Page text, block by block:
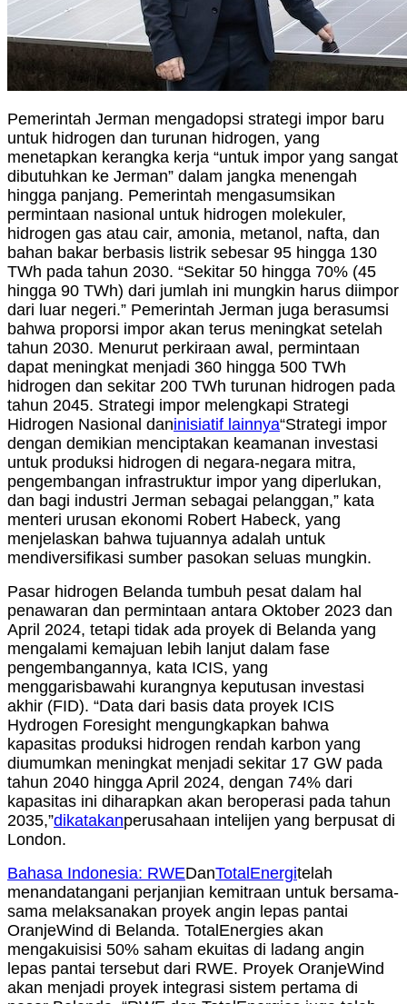
Pemerintah Jerman mengadopsi strategi impor baru
untuk hidrogen dan turunan hidrogen, yang
menetapkan kerangka kerja “untuk impor yang sangat
dibutuhkan ke Jerman” dalam jangka menengah
hingga panjang. Pemerintah mengasumsikan
permintaan nasional untuk hidrogen molekuler,
hidrogen gas atau cair, amonia, metanol, nafta, dan
bahan bakar berbasis listrik sebesar 95 hingga 130
TWh pada tahun 2030. “Sekitar 50 hingga 70% (45
hingga 90 TWh) dari jumlah ini mungkin harus diimpor
dari luar negeri.” Pemerintah Jerman juga berasumsi
bahwa proporsi impor akan terus meningkat setelah
tahun 2030. Menurut perkiraan awal, permintaan
dapat meningkat menjadi 360 hingga 500 TWh
hidrogen dan sekitar 200 TWh turunan hidrogen pada
tahun 2045. Strategi impor melengkapi Strategi
Hidrogen Nasional daninisiatif lainnya“Strategi impor
dengan demikian menciptakan keamanan investasi
untuk produksi hidrogen di negara-negara mitra,
pengembangan infrastruktur impor yang diperlukan,
dan bagi industri Jerman sebagai pelanggan,” kata
menteri urusan ekonomi Robert Habeck, yang
menjelaskan bahwa tujuannya adalah untuk
mendiversifikasi sumber pasokan seluas mungkin.
Pasar hidrogen Belanda tumbuh pesat dalam hal
penawaran dan permintaan antara Oktober 2023 dan
April 2024, tetapi tidak ada proyek di Belanda yang
mengalami kemajuan lebih lanjut dalam fase
pengembangannya, kata ICIS, yang
menggarisbawahi kurangnya keputusan investasi
akhir (FID). “Data dari basis data proyek ICIS
Hydrogen Foresight mengungkapkan bahwa
kapasitas produksi hidrogen rendah karbon yang
diumumkan meningkat menjadi sekitar 17 GW pada
tahun 2040 hingga April 2024, dengan 74% dari
kapasitas ini diharapkan akan beroperasi pada tahun
2035,”dikatakanperusahaan intelijen yang berpusat di
London.
Bahasa Indonesia: RWEDanTotalEnergitelah
menandatangani perjanjian kemitraan untuk bersama-
sama melaksanakan proyek angin lepas pantai
OranjeWind di Belanda. TotalEnergies akan
mengakuisisi 50% saham ekuitas di ladang angin
lepas pantai tersebut dari RWE. Proyek OranjeWind
akan menjadi proyek integrasi sistem pertama di